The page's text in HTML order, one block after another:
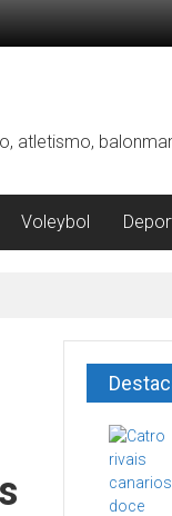
atletismo,
Voleybol